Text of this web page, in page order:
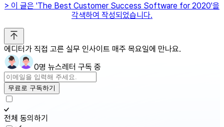
> 이 글은 'The Best Customer Success Software for 2020'을
각색하여 작성되었습니다.
에디터가 직접 고른 실무 인사이트 매주 목요일에 만나요.
0명 뉴스레터 구독 중
무료로 구독하기
전체 동의하기